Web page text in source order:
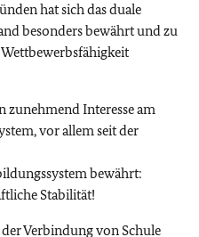
hat sich das duale
besonders bewährt und zu
zunehmend Interesse am
vor allem seit der
bewährt:
Stabilität!
Verbindung von Schule